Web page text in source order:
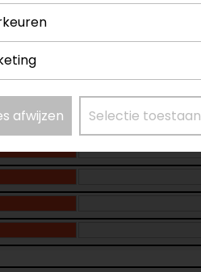
afwijzen Selectie toestaan